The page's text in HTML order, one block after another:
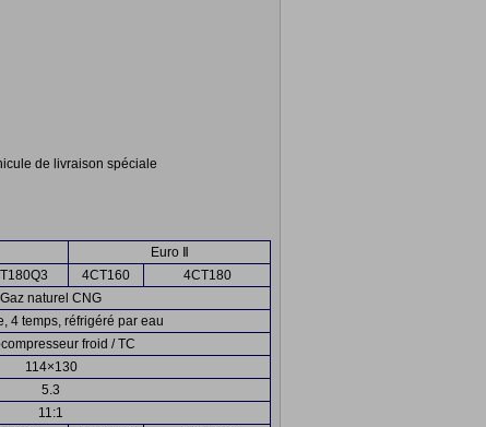
de livraison spéciale
Euro Ⅱ
4CT160
4CT180
Gaz naturel CNG
4 temps, réfrigéré par eau
froid / TC
114×130
5.3
11:1